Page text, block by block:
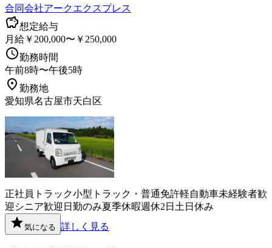
合同会社アークエクスプレス
想定給与
月給￥200,000〜￥250,000
勤務時間
午前8時〜午後5時
勤務地
愛知県名古屋市天白区
正社員 トラック小型トラック・普通免許軽自動車未経験者歓
迎 シニア歓迎 日勤のみ夏季休暇週休2日 土日休み
気になる 詳しく見る